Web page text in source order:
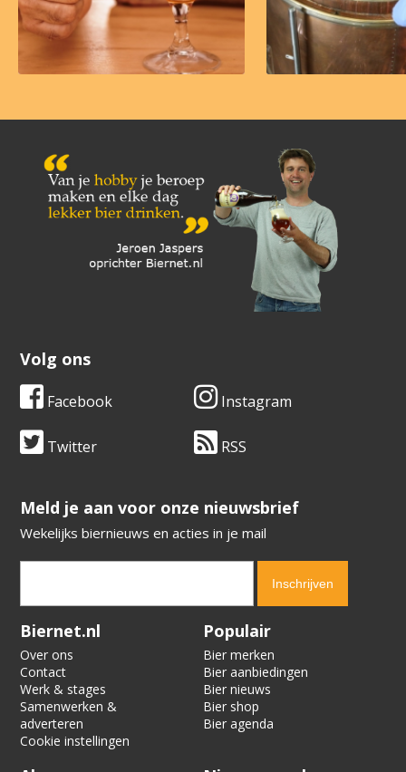
Volg ons
Facebook Instagram
Twitter RSS
​​​​​​​Meld je aan voor onze nieuwsbrief
Wekelijks biernieuws en acties in je mail
Verification code:
Biernet.nl
Over ons
Contact
Werk & stages
Samenwerken &
adverteren
Cookie instellingen
Populair
Bier merken
Bier aanbiedingen
Bier nieuws
Bier shop
Bier agenda